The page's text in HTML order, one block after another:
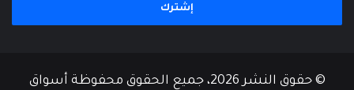
© حقوق النشر 2026، جميع الحقوق محفوظة أسواق